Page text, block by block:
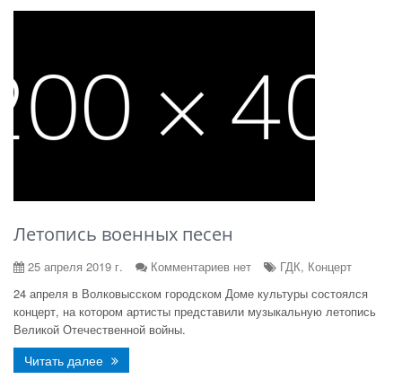
Летопись военных песен
25 апреля 2019 г. Комментариев нет
ГДК, Концерт
24 апреля в Волковысском городском Доме культуры состоялся
концерт, на котором артисты представили музыкальную летопись
Великой Отечественной войны.
Читать далее